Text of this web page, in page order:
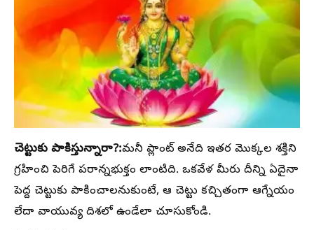
చెట్టుకు పాకిస్తున్నారా?:మనీ ప్లాంట్ అనేది ఇతర మొక్కల శక్తిని
గ్రహించి పెరిగే పరాన్నభుక్తం లాంటిది. ఒకవేళ మీరు దీన్ని ఏదైనా
పెద్ద చెట్టుకు పాకించాలనుకుంటే, ఆ చెట్టు కచ్చితంగా ఆగ్నేయం
లేదా వాయువ్య దిశలో ఉండేలా చూసుకోండి.